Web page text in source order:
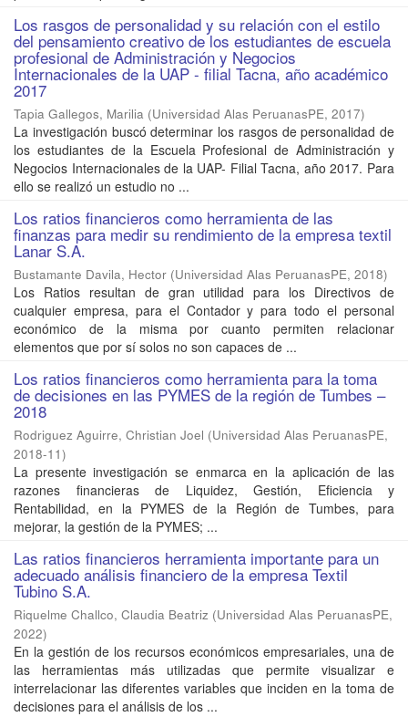
Los rasgos de personalidad y su relación con el estilo
del pensamiento creativo de los estudiantes de escuela
profesional de Administración y Negocios
Internacionales de la UAP - filial Tacna, año académico
2017
Tapia Gallegos, Marilia (Universidad Alas PeruanasPE, 2017)
La investigación buscó determinar los rasgos de personalidad de
los estudiantes de la Escuela Profesional de Administración y
Negocios Internacionales de la UAP- Filial Tacna, año 2017. Para
ello se realizó un estudio no ...
Los ratios financieros como herramienta de las
finanzas para medir su rendimiento de la empresa textil
Lanar S.A.
Bustamante Davila, Hector (Universidad Alas PeruanasPE, 2018)
Los Ratios resultan de gran utilidad para los Directivos de
cualquier empresa, para el Contador y para todo el personal
económico de la misma por cuanto permiten relacionar
elementos que por sí solos no son capaces de ...
Los ratios financieros como herramienta para la toma
de decisiones en las PYMES de la región de Tumbes –
2018
Rodriguez Aguirre, Christian Joel (Universidad Alas PeruanasPE,
2018-11)
La presente investigación se enmarca en la aplicación de las
razones financieras de Liquidez, Gestión, Eficiencia y
Rentabilidad, en la PYMES de la Región de Tumbes, para
mejorar, la gestión de la PYMES; ...
Las ratios financieros herramienta importante para un
adecuado análisis financiero de la empresa Textil
Tubino S.A.
Riquelme Challco, Claudia Beatriz (Universidad Alas PeruanasPE,
2022)
En la gestión de los recursos económicos empresariales, una de
las herramientas más utilizadas que permite visualizar e
interrelacionar las diferentes variables que inciden en la toma de
decisiones para el análisis de los ...